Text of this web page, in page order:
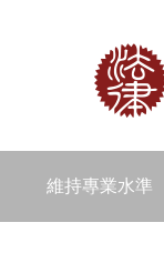
維持專業水準